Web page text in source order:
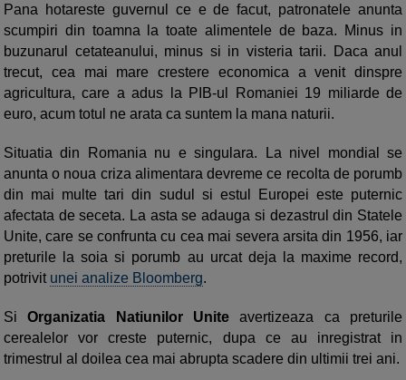
Pana hotareste guvernul ce e de facut, patronatele anunta
scumpiri din toamna la toate alimentele de baza. Minus in
buzunarul cetateanului, minus si in visteria tarii. Daca anul
trecut, cea mai mare crestere economica a venit dinspre
agricultura, care a adus la PIB-ul Romaniei 19 miliarde de
euro, acum totul ne arata ca suntem la mana naturii.
Situatia din Romania nu e singulara. La nivel mondial se
anunta o noua criza alimentara devreme ce recolta de porumb
din mai multe tari din sudul si estul Europei este puternic
afectata de seceta. La asta se adauga si dezastrul din Statele
Unite, care se confrunta cu cea mai severa arsita din 1956, iar
preturile la soia si porumb au urcat deja la maxime record,
potrivit unei analize Bloomberg.
SiOrganizatia Natiunilor Unite avertizeaza ca preturile
cerealelor vor creste puternic, dupa ce au inregistrat in
trimestrul al doilea cea mai abrupta scadere din ultimii trei ani.